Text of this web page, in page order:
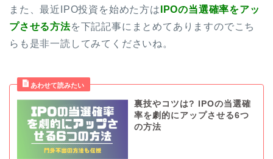
また、最近IPO投資を始めた方は IPOの当選確率をアッ
プさせる方法を下記記事にまとめてありますのでこち
らも是非一読してみてくださいね。
裏技やコツは? IPOの当選確
率を劇的にアップさせる6つ
の方法